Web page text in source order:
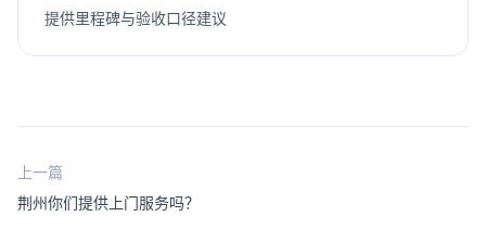
提供里程碑与验收口径建议
上一篇
荆州你们提供上门服务吗？